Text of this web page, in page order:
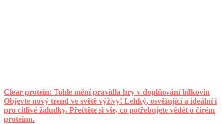
Clear protein: Tohle mění pravidla hry v doplňování bílkovin
Objevte nový trend ve světě výživy! Lehký, osvěžující a ideální i
pro citlivé žaludky. Přečtěte si vše, co potřebujete vědět o čirém
proteinu.